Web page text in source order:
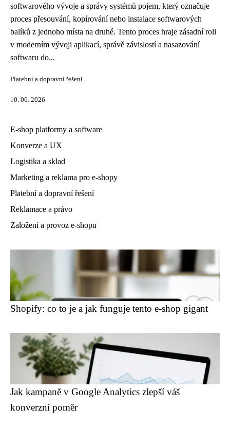
softwarového vývoje a správy systémů pojem, který označuje
proces přesouvání, kopírování nebo instalace softwarových
balíků z jednoho místa na druhé. Tento proces hraje zásadní roli
v moderním vývoji aplikací, správě závislostí a nasazování
softwaru do...
Platební a dopravní řešení
10. 06. 2026
E-shop platformy a software
Konverze a UX
Logistika a sklad
Marketing a reklama pro e-shopy
Platební a dopravní řešení
Reklamace a právo
Založení a provoz e-shopu
Shopify: co to je a jak funguje tento e-shop gigant
Jak kampaně v Google Analytics zlepší váš
konverzní poměr